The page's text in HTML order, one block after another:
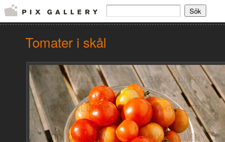
Tomater i skål